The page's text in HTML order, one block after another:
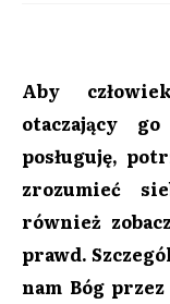
Aby
otaczający
posługuję,
zrozumieć
również
prawd.
nam Bóg